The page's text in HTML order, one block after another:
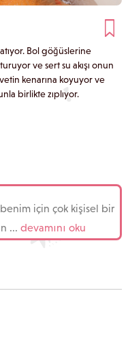
Bol göğüslerine
ve sert su akışı onun
kenarına koyuyor ve
birlikte zıplıyor.
benim için çok kişisel bir
... devamını oku